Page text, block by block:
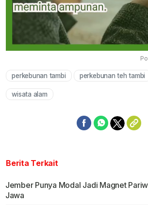
perkebunan tambi perkebunan teh tambi
wisata alam
Berita Terkait
Jember Punya Modal Jadi Magnet
Jawa